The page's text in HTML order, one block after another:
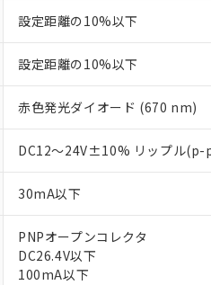
設定距離の10%以下
設定距離の10%以下
赤色発光ダイオード (670 nm)
DC12～24V±10% リップル(p-
30mA以下
PNPオープンコレクタ
DC26.4V以下
100mA以下
※1 対応状況